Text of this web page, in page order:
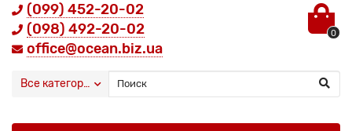
(099) 452-20-02
(098) 492-20-02
office@ocean.biz.ua
0
Все категории